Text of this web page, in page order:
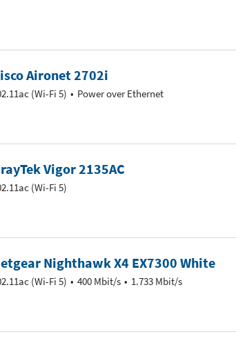
Aironet 2702i
(Wi-Fi 5) Power over Ethernet
Vigor 2135AC
(Wi-Fi 5)
Nighthawk X4 EX7300 White
(Wi-Fi 5) 400 Mbit/s 1.733 Mbit/s